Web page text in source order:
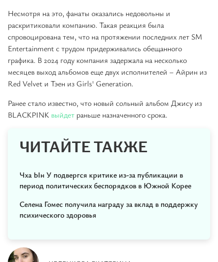
Несмотря на это, фанаты оказались недовольны и
раскритиковали компанию. Такая реакция была
спровоцирована тем, что на протяжении последних лет SM
Entertainment с трудом придерживались обещанного
графика. В 2024 году компания задержала на несколько
месяцев выход альбомов еще двух исполнителей – Айрин из
Red Velvet и Тэен из Girls' Generation.
Ранее стало известно, что новый сольный альбом Джису из
BLACKPINK выйдет раньше назначенного срока.
ЧИТАЙТЕ ТАКЖЕ
Чха Ын У подвергся критике из-за публикации в
период политических беспорядков в Южной Корее
Селена Гомес получила награду за вклад в поддержку
психического здоровья